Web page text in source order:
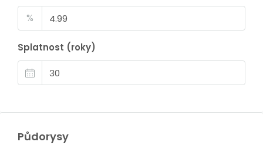
%
Splatnost (roky)
Půdorysy